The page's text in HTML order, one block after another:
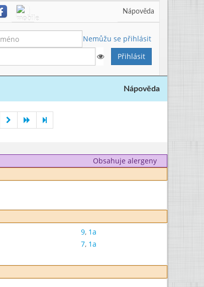
Nápověda
Nemůžu se přihlásit
Nápověda
Obsahuje alergeny
9, 1a
7, 1a